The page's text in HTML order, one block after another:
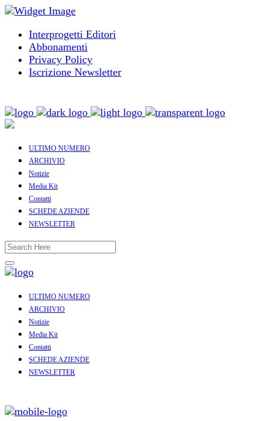
Interprogetti Editori
Abbonamenti
Privacy Policy
Iscrizione Newsletter
ULTIMO NUMERO
ARCHIVIO
Notizie
Media Kit
Contatti
SCHEDE AZIENDE
NEWSLETTER
ULTIMO NUMERO
ARCHIVIO
Notizie
Media Kit
Contatti
SCHEDE AZIENDE
NEWSLETTER